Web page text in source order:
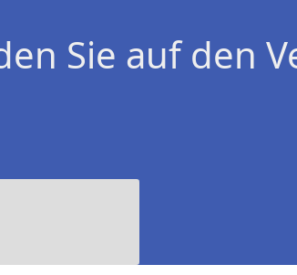
Sie auf den